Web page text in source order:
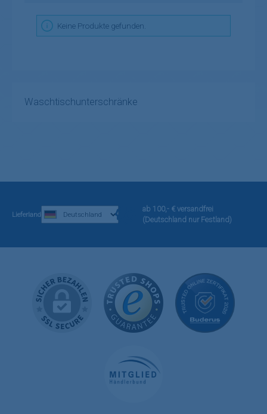
Keine Produkte gefunden.
Waschtischunterschränke
Lieferland
ab 100,- € versandfrei
(Deutschland nur Festland)